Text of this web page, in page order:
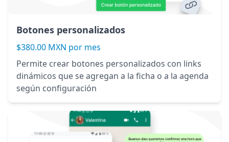
Botones personalizados
$380.00 MXN por mes
Permite crear botones personalizados con links
dinámicos que se agregan a la ficha o a la agenda
según configuración